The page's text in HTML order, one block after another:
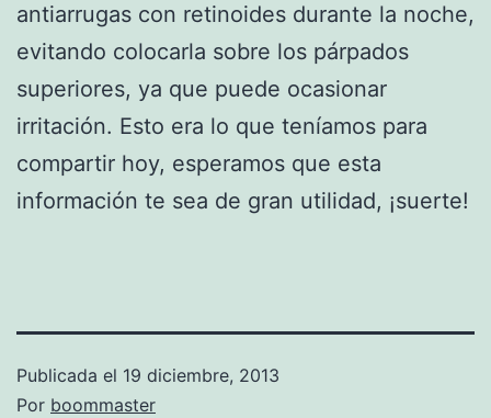
antiarrugas con retinoides durante la noche,
evitando colocarla sobre los párpados
superiores, ya que puede ocasionar
irritación. Esto era lo que teníamos para
compartir hoy, esperamos que esta
información te sea de gran utilidad, ¡suerte!
Publicada el 19 diciembre, 2013
Por boommaster